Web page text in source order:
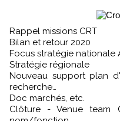
Rappel missions CRT
Bilan et retour 2020
Focus stratégie nationale
Stratégie régionale
Nouveau support plan
recherche…
Doc marchés, etc.
Clôture - Venue team